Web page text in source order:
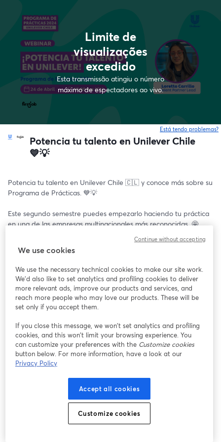
Limite de
visualizações
excedido
Esta transmissão atingiu o número
máximo de espectadores ao vivo.
Está tendo problemas?
Potencia tu talento en Unilever Chile
💙💡
Potencia tu talento en Unilever Chile 🇨🇱 y conoce más sobre su
Programa de Prácticas. 💙💡
Este segundo semestre puedes empezarlo haciendo tu práctica
en una de las empresas multinacionales más reconocidas. 🤩
beneficios, y datos que pueden servir para tu postulación. ⭐️
Loretto Carrillo, Talent Partner Lead de Unilever, resolverá todas
tus dudas en vivo y te guiará para saber más sobre sus prácticas
profesionales del segundo semestre 2024 🚀.
🗓️ Miércoles 24 de abril
¡Te esperamos! ✨
We use cookies
We use the necessary technical cookies to make our site work.
We'd also like to set analytics and profiling cookies to deliver
more relevant ads, improve our products and services, and
reach more people who may love our products. These will be
set only if you accept them.
If you close this message, we won’t set analytics and profiling
cookies, and this won’t limit your browsing experience. You
can customize your preferences with the Customize cookies
button below. For more information, have a look at our
Privacy Policy
Accept all cookies
Customize cookies
Continue without accepting